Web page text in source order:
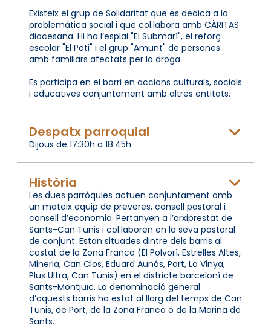
Existeix el grup de Solidaritat que es dedica a la
problemàtica social i que col.labora amb CÀRITAS
diocesana. Hi ha l’esplai "El Submarí", el reforç
escolar "El Pati" i el grup "Amunt" de persones
amb familiars afectats per la droga.
Es participa en el barri en accions culturals, socials
i educatives conjuntament amb altres entitats.
Despatx parroquial
Dijous de 17:30h a 18:45h
Història
Les dues parròquies actuen conjuntament amb
un mateix equip de preveres, consell pastoral i
consell d’economia. Pertanyen a l’arxiprestat de
Sants-Can Tunis i col.laboren en la seva pastoral
de conjunt. Estan situades dintre dels barris al
costat de la Zona Franca (El Polvorí, Estrelles Altes,
Mineria, Can Clos, Eduard Aunós, Port, La Vinya,
Plus Ultra, Can Tunis) en el districte barceloní de
Sants-Montjuïc. La denominació general
d’aquests barris ha estat al llarg del temps de Can
Tunis, de Port, de la Zona Franca o de la Marina de
Sants.